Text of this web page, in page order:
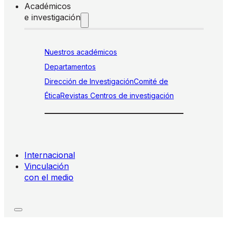
Académicos
e investigación
Nuestros académicos
Departamentos
Dirección de InvestigaciónComité de
ÉticaRevistas Centros de investigación
Internacional
Vinculación
con el medio